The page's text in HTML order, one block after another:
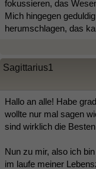
fokussieren, das
Mich hingegen
herumschlagen, das
Sagittarius1
Hallo an alle! Habe
wollte nur mal sagen
sind wirklich die
Nun zu mir, also ich
im laufe meiner